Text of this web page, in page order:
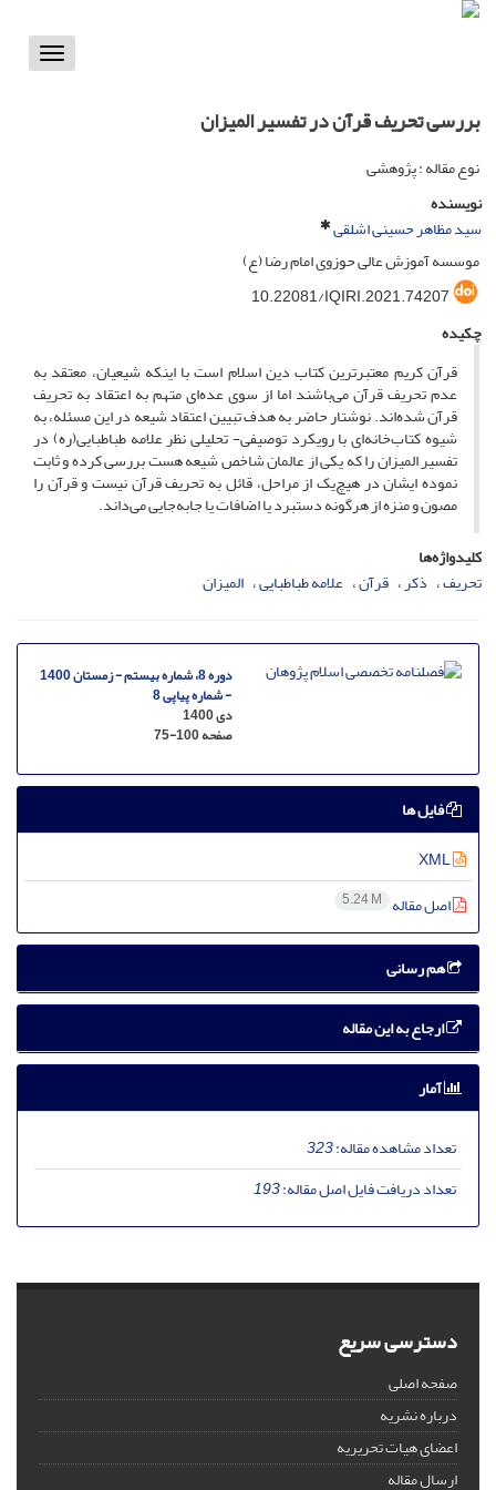
Toggle
بررسی تحریف قرآن در تفسیر المیزان
نوع مقاله : پژوهشی
نویسنده
سید مظاهر حسینی اشلقی
موسسه آموزش عالی حوزوی امام رضا (ع)
10.22081/IQIRI.2021.74207
چکیده
قرآن کریم معتبرترین کتاب دین اسلام است با اینکه شیعیان، معتقد به
عدم تحریف قرآن می‌باشند اما از سوی عده‌ای متهم به اعتقاد به تحریف
قرآن شده‌اند. نوشتار حاضر به هدف تبیین اعتقاد شیعه در این مسئله، به
شیوه کتاب‌خانه‌ای با رویکرد توصیفی- تحلیلی نظر علامه طباطبایی(ره) در
تفسیر المیزان را که یکی از عالمان شاخص شیعه هست بررسی کرده و ثابت
نموده ایشان در هیچ‌یک از مراحل، قائل به تحریف قرآن نیست و قرآن را
مصون و منزه از هرگونه دستبرد یا اضافات یا جابه‌جایی می‌داند.
کلیدواژه‌ها
تحریف ذکر قرآن علامه طباطبایی المیزان
دوره 8، شماره بیستم - زمستان 1400
- شماره پیاپی 8
دی 1400
صفحه75-100
فایل ها
اصل مقاله 5.24 M
هم رسانی
ارجاع به این مقاله
آمار
تعداد مشاهده مقاله:323
تعداد دریافت فایل اصل مقاله:193
دسترسی سریع
صفحه اصلی
درباره نشریه
اعضای هیات تحریریه
ارسال مقاله